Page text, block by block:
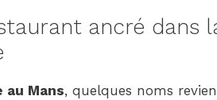
ancré dans
Mans, quelques noms